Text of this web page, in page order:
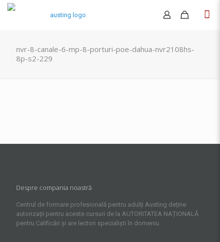
nvr-8-canale-6-mp-8-porturi-poe-dahua-nvr2108hs-
8p-s2-229
Despre compania noastră
Centrul de formare profesională pentru adulți Austing deține
autorizații pentru aceste cursuri de la AUTORITATEA NAȚIONALĂ
pentru Calificări și are lectori specialiști în domeniu.